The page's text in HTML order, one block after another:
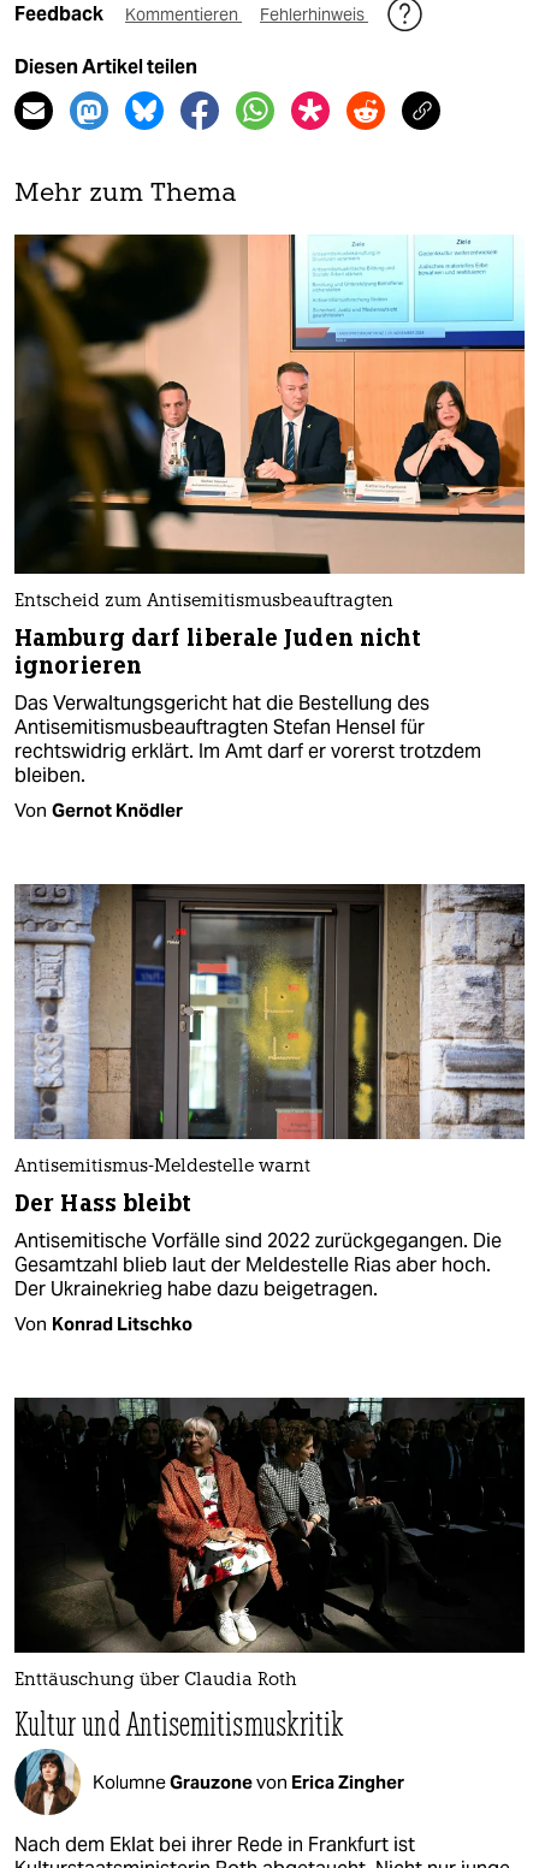
Feedback Kommentieren Fehlerhinweis
Diesen Artikel teilen
Mehr zum Thema
Entscheid zum Antisemitismusbeauftragten
Hamburg darf liberale Juden nicht
ignorieren
Das Verwaltungsgericht hat die Bestellung des
Antisemitismusbeauftragten Stefan Hensel für
rechtswidrig erklärt. Im Amt darf er vorerst trotzdem
bleiben.
Von Gernot Knödler
Antisemitismus-Meldestelle warnt
Der Hass bleibt
Antisemitische Vorfälle sind 2022 zurückgegangen. Die
Gesamtzahl blieb laut der Meldestelle Rias aber hoch.
Der Ukrainekrieg habe dazu beigetragen.
Von Konrad Litschko
Enttäuschung über Claudia Roth
Kultur und Antisemitismuskritik
KolumneGrauzonevon Erica Zingher
Nach dem Eklat bei ihrer Rede in Frankfurt ist